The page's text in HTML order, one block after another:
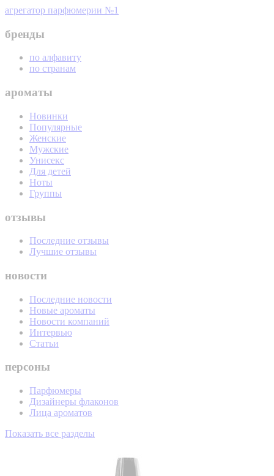
агрегатор парфюмерии №1
бренды
по алфавиту
по странам
ароматы
Новинки
Популярные
Женские
Мужские
Унисекс
Для детей
Ноты
Группы
отзывы
Последние отзывы
Лучшие отзывы
новости
Последние новости
Новые ароматы
Новости компаний
Интервью
Статьи
персоны
Парфюмеры
Дизайнеры флаконов
Лица ароматов
Показать все разделы